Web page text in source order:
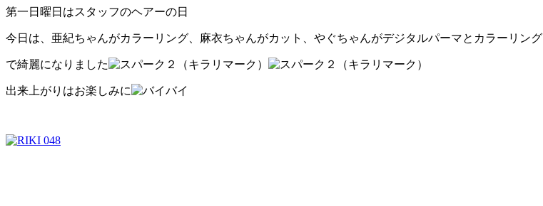
第一日曜日はスタッフのヘアーの日
今日は、亜紀ちゃんがカラーリング、麻衣ちゃんがカット、やぐちゃんがデジタルパーマとカラーリング
で綺麗になりました
出来上がりはお楽しみに